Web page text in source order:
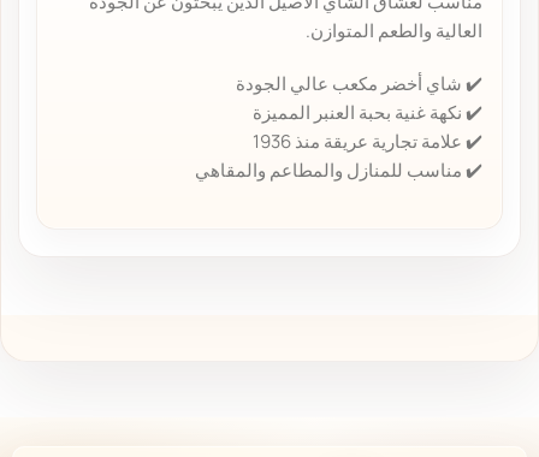
العالية والطعم المتوازن.
✔️ شاي أخضر مكعب عالي الجودة
✔️ نكهة غنية بحبة العنبر المميزة
✔️ علامة تجارية عريقة منذ 1936
✔️ مناسب للمنازل والمطاعم والمقاهي